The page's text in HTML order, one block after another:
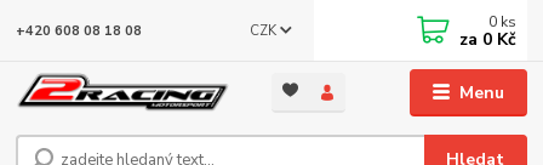
Menu
CZK
Hledat
+420 608 08 18 08 0 ks
za 0 Kč